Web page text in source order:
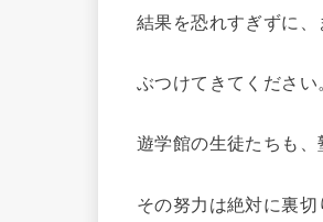
結果を恐れすぎずに
ぶつけてきてください
遊学館の生徒たちも、
その努力は絶対に裏切